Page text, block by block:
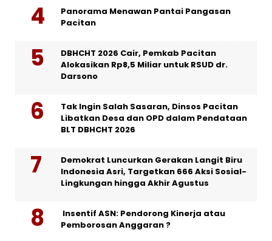
Panorama Menawan Pantai Pangasan
Pacitan
DBHCHT 2026 Cair, Pemkab Pacitan
Alokasikan Rp8,5 Miliar untuk RSUD dr.
Darsono
Tak Ingin Salah Sasaran, Dinsos Pacitan
Libatkan Desa dan OPD dalam Pendataan
BLT DBHCHT 2026
Demokrat Luncurkan Gerakan Langit Biru
Indonesia Asri, Targetkan 666 Aksi Sosial-
Lingkungan hingga Akhir Agustus
Insentif ASN: Pendorong Kinerja atau
Pemborosan Anggaran ?